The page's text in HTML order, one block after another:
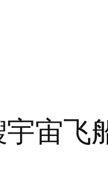
宙飞